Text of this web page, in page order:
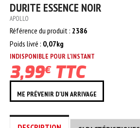
DURITE ESSENCE NOIR
APOLLO
Référence du produit : 2386
Poids livré : 0,07kg
INDISPONIBLE POUR L'INSTANT
3,99€TTC
ME PRÉVENIR D'UN ARRIVAGE